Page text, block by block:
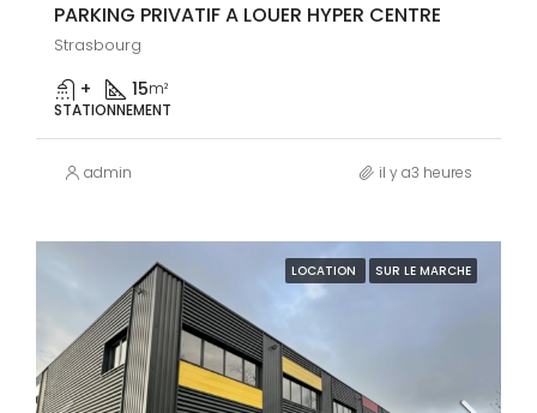
PARKING PRIVATIF A LOUER HYPER CENTRE
Strasbourg
+ 15m²
STATIONNEMENT
admin il y a3 heures
LOCATION SUR LE MARCHE